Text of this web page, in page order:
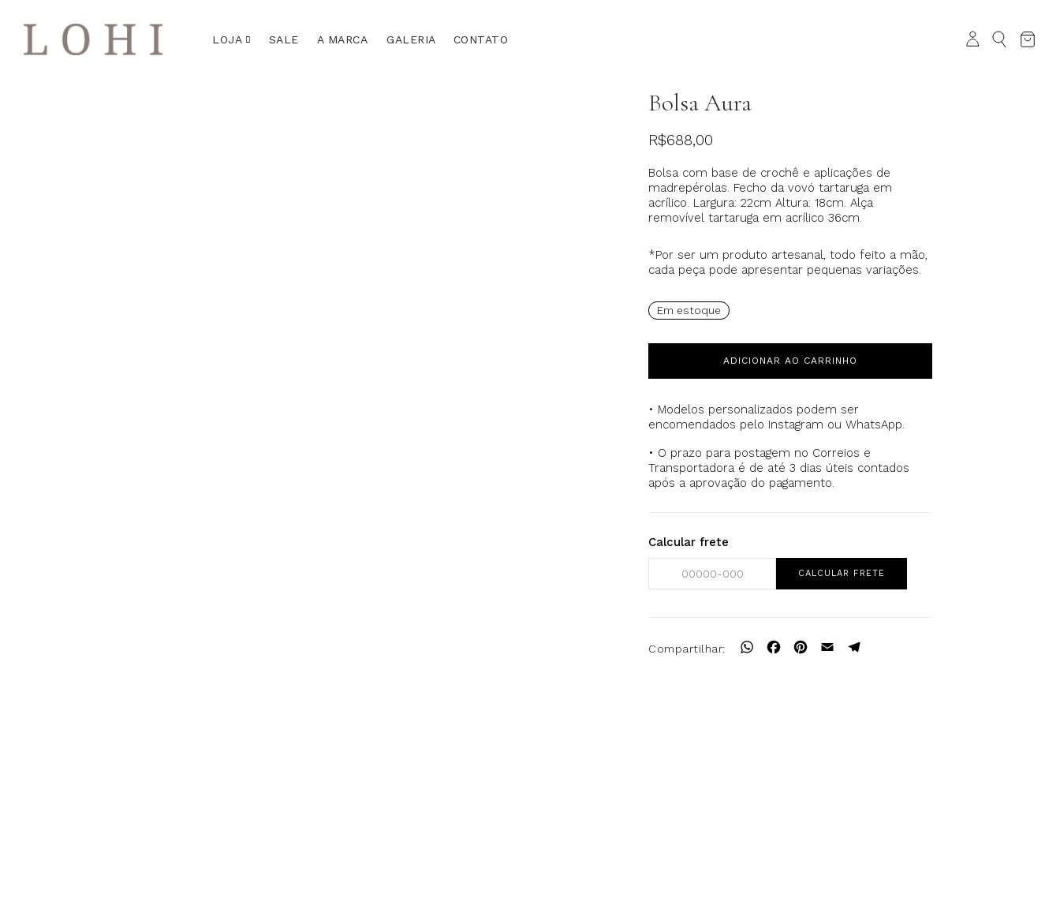
LOJA SALE A MARCA GALERIA CONTATO
Bolsa Aura
R$688,00
Bolsa com base de crochê e aplicações de
madrepérolas. Fecho da vovó tartaruga em
acrílico. Largura: 22cm Altura: 18cm. Alça
removível tartaruga em acrílico 36cm.
*Por ser um produto artesanal, todo feito a mão,
cada peça pode apresentar pequenas variações.
Em estoque
ADICIONAR AO CARRINHO
• Modelos personalizados podem ser
encomendados pelo Instagram ou WhatsApp.
• O prazo para postagem no Correios e
Transportadora é de até 3 dias úteis contados
após a aprovação do pagamento.
Calcular frete
Compartilhar: WhatsAppFacebookPinterest
Email